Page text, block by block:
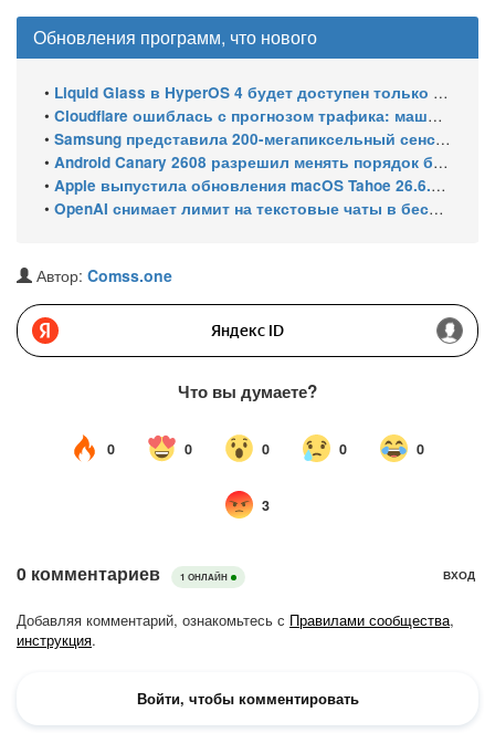
Обновления программ, что нового
• Liquid Glass в HyperOS 4 будет доступен только на флагманских чипсетах
• Cloudflare ошиблась с прогнозом трафика: машины обошли людей в мае 2026
• Samsung представила 200-мегапиксельный сенсор ISOCELL HPC с DeepPix
• Android Canary 2608 разрешил менять порядок блоков шторки
• Apple выпустила обновления macOS Tahoe 26.6.1, Sequoia 15.7.9 и Sonoma 14.8.9 для устранения уязвимости общего доступа к экрану
• OpenAI снимает лимит на текстовые чаты в бесплатном ChatGPT
Автор: Comss.one